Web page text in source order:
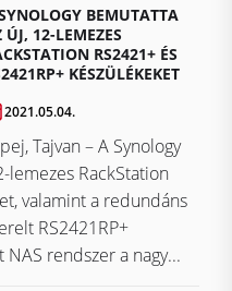
BEMUTATTA
ÚJ, 12-LEMEZES
RS2421+ ÉS
KÉSZÜLÉKEKET
2021.05.04.
Tajvan – A Synology
lemezes RackStation
valamint a redundáns
RS2421RP+
rendszer a nagy...